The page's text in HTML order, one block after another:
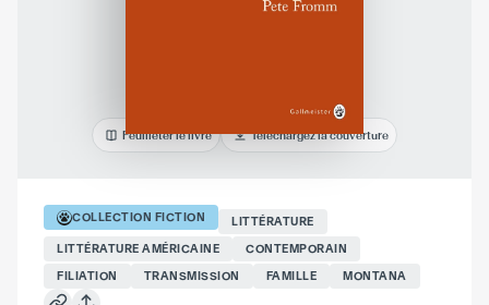
Feuilleter le livre Téléchargez la couverture
COLLECTION FICTION
LITTÉRATURE
LITTÉRATURE AMÉRICAINE
CONTEMPORAIN
FILIATION
TRANSMISSION FAMILLE MONTANA